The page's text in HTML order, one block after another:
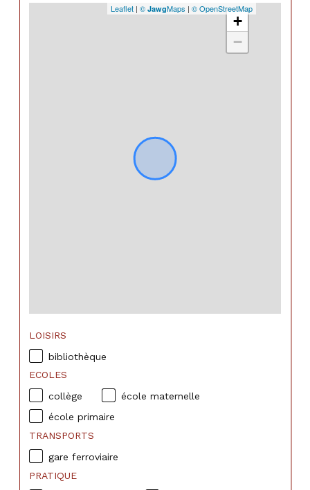
+
−
Leaflet | © JawgMaps | © OpenStreetMap
LOISIRS
bibliothèque
ECOLES
collège
école maternelle
école primaire
TRANSPORTS
gare ferroviaire
PRATIQUE